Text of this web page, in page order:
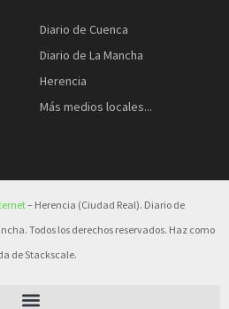
Diario de Cuenca
Diario de La Mancha
Herencia
Más medios locales...
– Herencia (Ciudad Real). Diario de
Todos los derechos reservados. Haz como
de Stackscale.